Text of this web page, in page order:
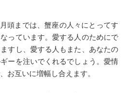
頭までは、蟹座の人々にとってす
っています。愛する人のためにで
すし、愛する人もまた、あなたの
ーを注いでくれるでしょう。愛情
お互いに増幅し合えます。